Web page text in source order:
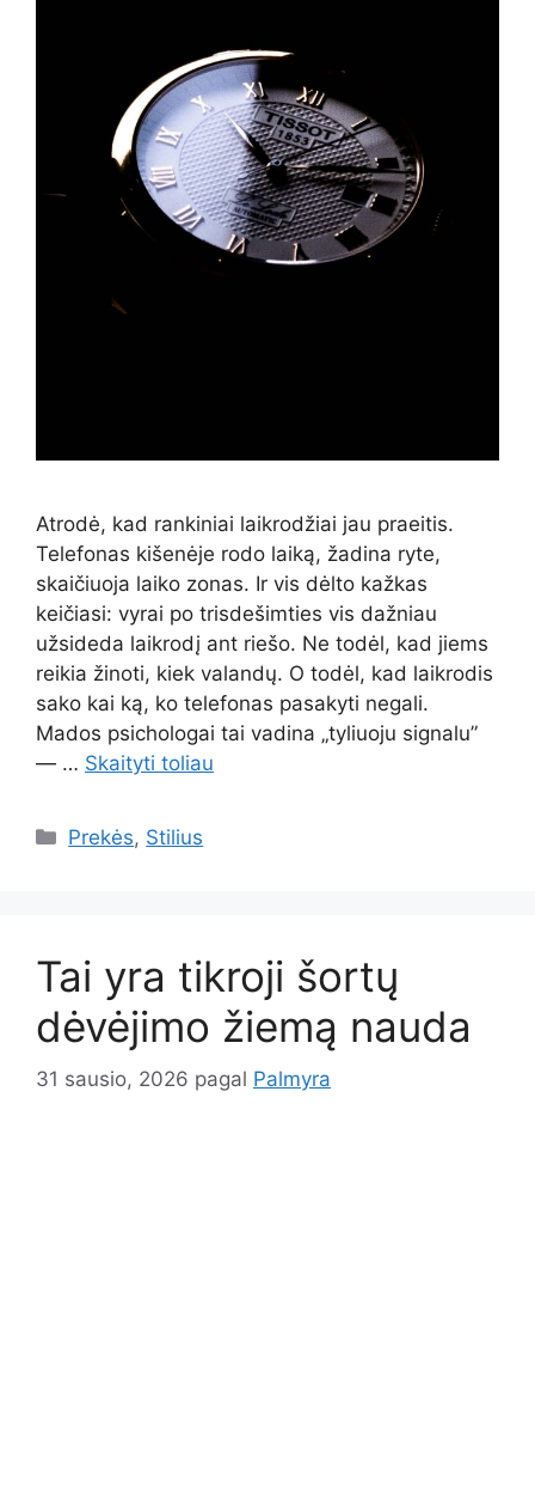
Atrodė, kad rankiniai laikrodžiai jau praeitis.
Telefonas kišenėje rodo laiką, žadina ryte,
skaičiuoja laiko zonas. Ir vis dėlto kažkas
keičiasi: vyrai po trisdešimties vis dažniau
užsideda laikrodį ant riešo. Ne todėl, kad jiems
reikia žinoti, kiek valandų. O todėl, kad laikrodis
sako kai ką, ko telefonas pasakyti negali.
Mados psichologai tai vadina „tyliuoju signalu”
— … Skaityti toliau
Kategorijos
Prekės, Stilius
Tai yra tikroji šortų
dėvėjimo žiemą nauda
31 sausio, 2026 pagal Palmyra